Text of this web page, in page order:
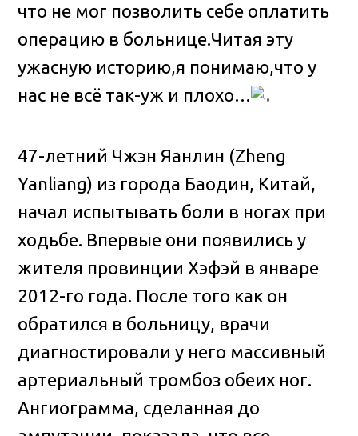
что не мог позволить себе оплатить
операцию в больнице.Читая эту
ужасную историю,я понимаю,что у
нас не всё так-уж и плохо…
47-летний Чжэн Яанлин (Zheng
Yanliang) из города Баодин, Китай,
начал испытывать боли в ногах при
ходьбе. Впервые они появились у
жителя провинции Хэфэй в январе
2012-го года. После того как он
обратился в больницу, врачи
диагностировали у него массивный
артериальный тромбоз обеих ног.
Ангиограмма, сделанная до